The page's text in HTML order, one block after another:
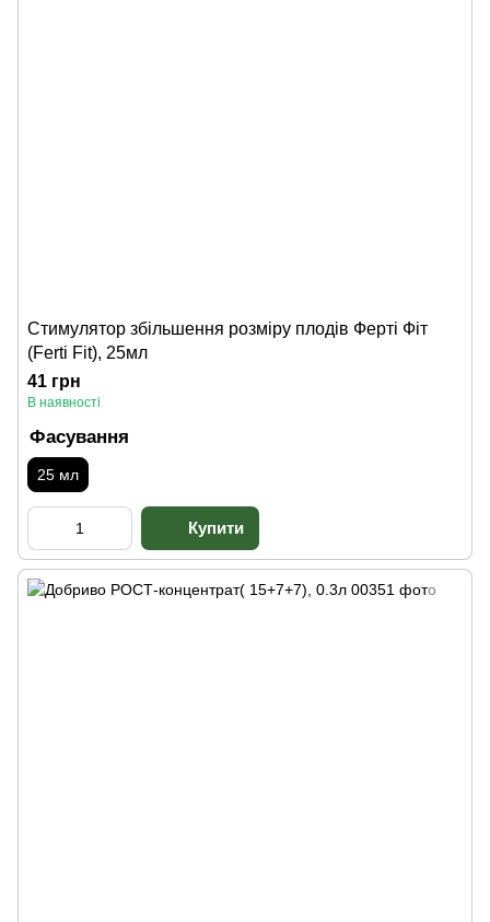
Стимулятор збільшення розміру плодів Ферті Фіт
(Ferti Fit), 25мл
41 грн
В наявності
Фасування
25 мл